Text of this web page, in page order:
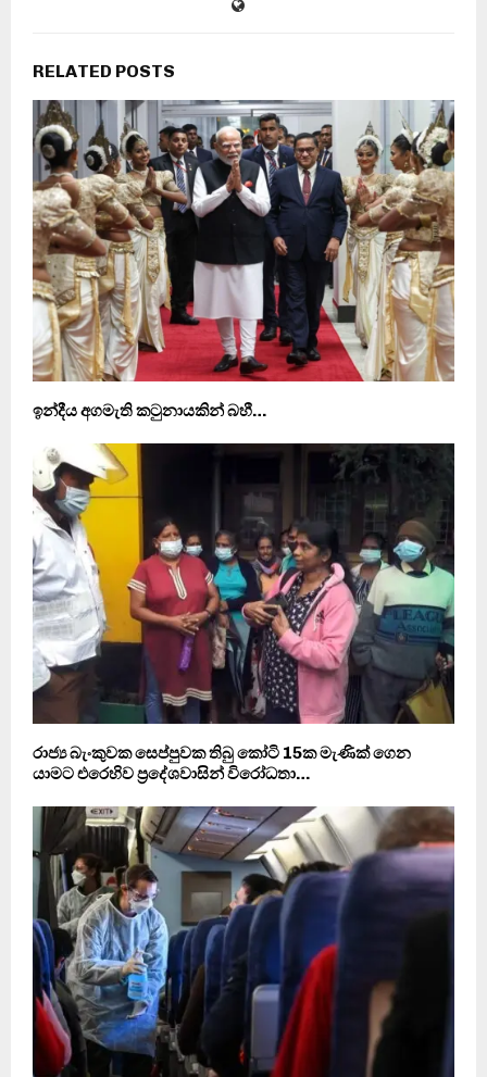
RELATED POSTS
ඉන්දීය අගමැති කටුනායකින් බහී…
රාජ්‍ය බැංකුවක සෙප්පුවක තිබු කෝටි 15ක මැණික් ගෙන
යාමට එරෙහිව ප්‍රදේශවාසින් විරෝධතා…